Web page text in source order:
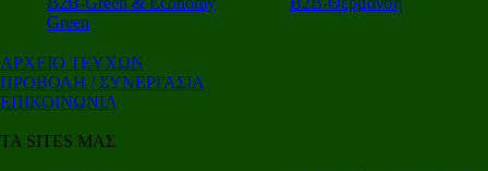
Green
ΑΡΧΕΙΟ ΤΕΥΧΩΝ
ΠΡΟΒΟΛΗ / ΣΥΝΕΡΓΑΣΙΑ
ΕΠΙΚΟΙΝΩΝΙΑ
ΤΑ SITES ΜΑΣ